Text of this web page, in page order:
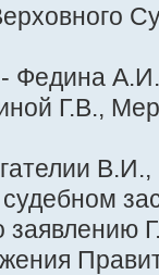
- Федина
Г.В.,
В.И.,
заявлению